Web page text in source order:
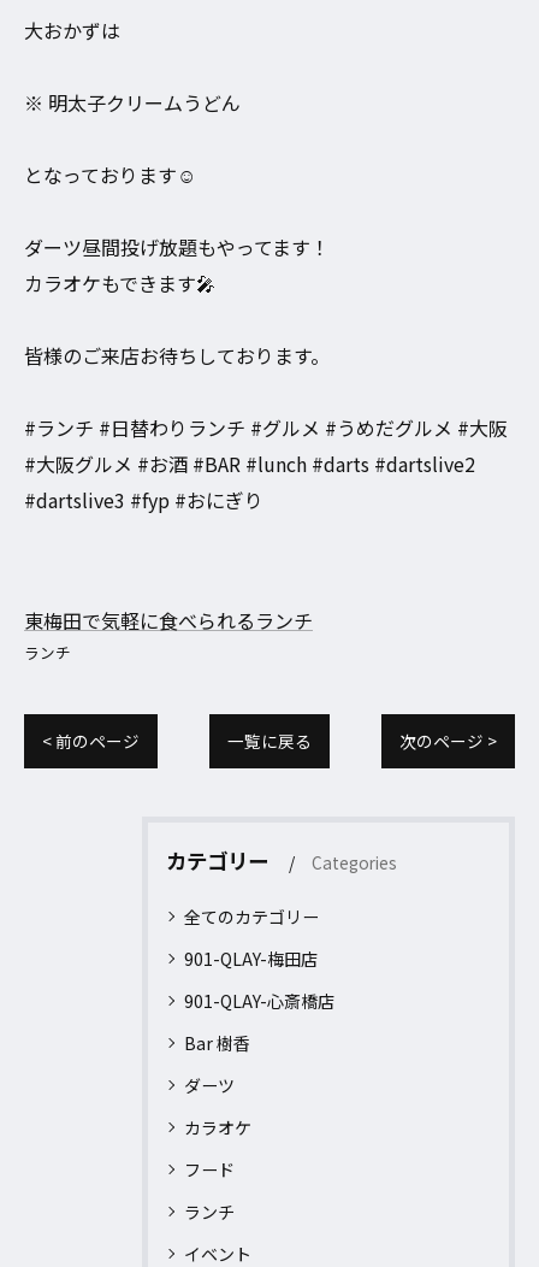
大おかずは
※ 明太子クリームうどん
となっております☺️
ダーツ昼間投げ放題もやってます！
カラオケもできます🎤
皆様のご来店お待ちしております。
#ランチ #日替わりランチ #グルメ #うめだグルメ #大阪
#大阪グルメ #お酒 #BAR #lunch #darts #dartslive2
#dartslive3 #fyp #おにぎり
東梅田で気軽に食べられるランチ
ランチ
< 前のページ 一覧に戻る 次のページ >
カテゴリー Categories
全てのカテゴリー
901-QLAY-梅田店
901-QLAY-心斎橋店
Bar 樹香
ダーツ
カラオケ
フード
ランチ
イベント